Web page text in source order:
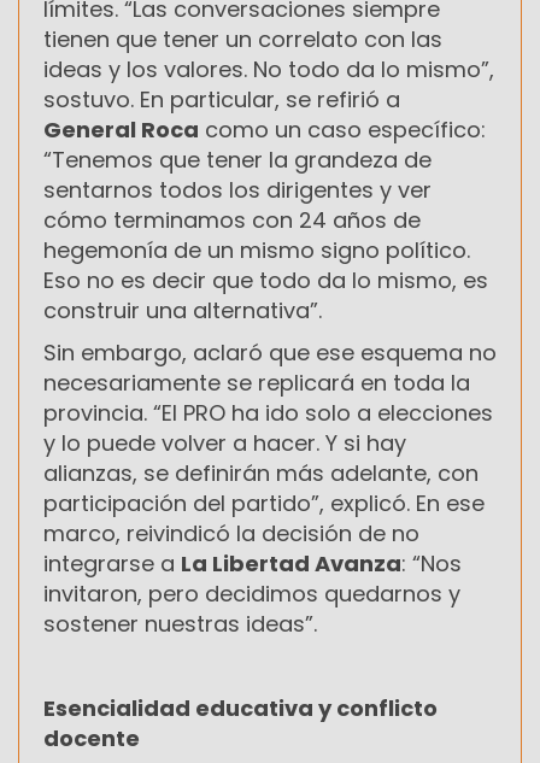
límites. “Las conversaciones siempre
tienen que tener un correlato con las
ideas y los valores. No todo da lo mismo”,
sostuvo. En particular, se refirió a
General Roca como un caso específico:
“Tenemos que tener la grandeza de
sentarnos todos los dirigentes y ver
cómo terminamos con 24 años de
hegemonía de un mismo signo político.
Eso no es decir que todo da lo mismo, es
construir una alternativa”.
Sin embargo, aclaró que ese esquema no
necesariamente se replicará en toda la
provincia. “El PRO ha ido solo a elecciones
y lo puede volver a hacer. Y si hay
alianzas, se definirán más adelante, con
participación del partido”, explicó. En ese
marco, reivindicó la decisión de no
integrarse a La Libertad Avanza: “Nos
invitaron, pero decidimos quedarnos y
sostener nuestras ideas”.
Esencialidad educativa y conflicto
docente